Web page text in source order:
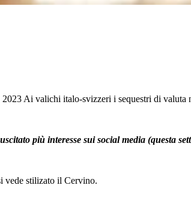
2023 Ai valichi italo-svizzeri i sequestri di valuta
più interesse sui social media (questa